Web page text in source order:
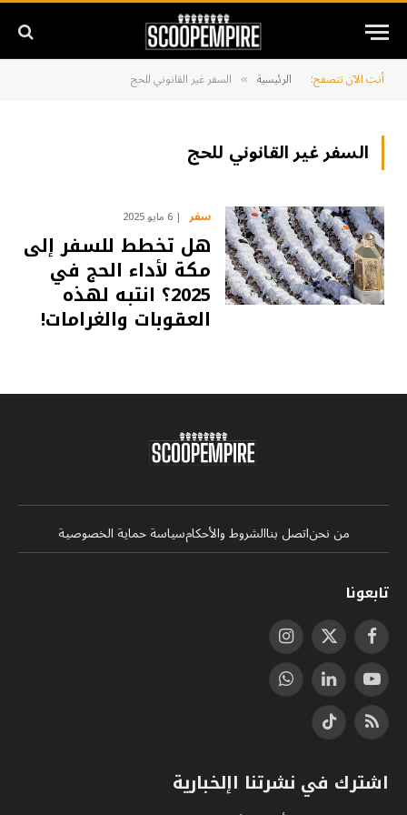
أنت الآن تتصفح: الرئيسية » السفر غير القانوني للحج
السفر غير القانوني للحج
سفر 6 مايو 2025
هل تخطط للسفر إلى
مكة لأداء الحج في
2025؟ انتبه لهذه
العقوبات والغرامات!
من نحناتصل بناالشروط والأحكامسياسة حماية الخصوصية
تابعونا
فيسبوكX
(Twitter)
الانستغرام
يوتيوب لينكدإنواتساب
RSS
تيكتوك
اشترك في نشرتنا اإلخبارية